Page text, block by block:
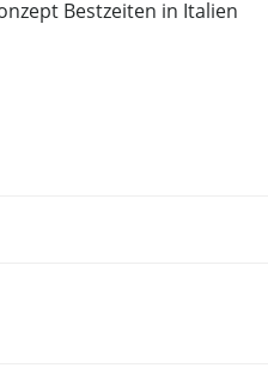
Bestzeiten in Italien